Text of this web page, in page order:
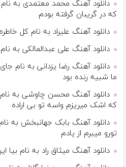
دانلود آهنگ محمد معتمدی به
که در گریبان گرفته بودم
دانلود آهنگ علیراد به نام کل
دانلود آهنگ علی عبدالمالکی به
دانلود آهنگ رضا یزدانی به نام
ما شبیه رنده بود
دانلود آهنگ محسن چاوشی به نام
که اشک میریزم واسه تو بی اراده
دانلود آهنگ بابک جهانبخش به
تورو میبرم از یادم
دانلود آهنگ میثاق راد به نام بیا